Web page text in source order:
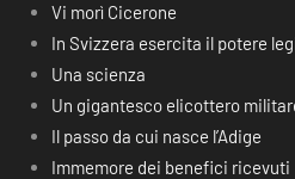
Vi morì Cicerone
In Svizzera esercita il potere
Una scienza
Un gigantesco elicottero
Il passo da cui nasce l’Adige
Immemore dei benefici ricevuti